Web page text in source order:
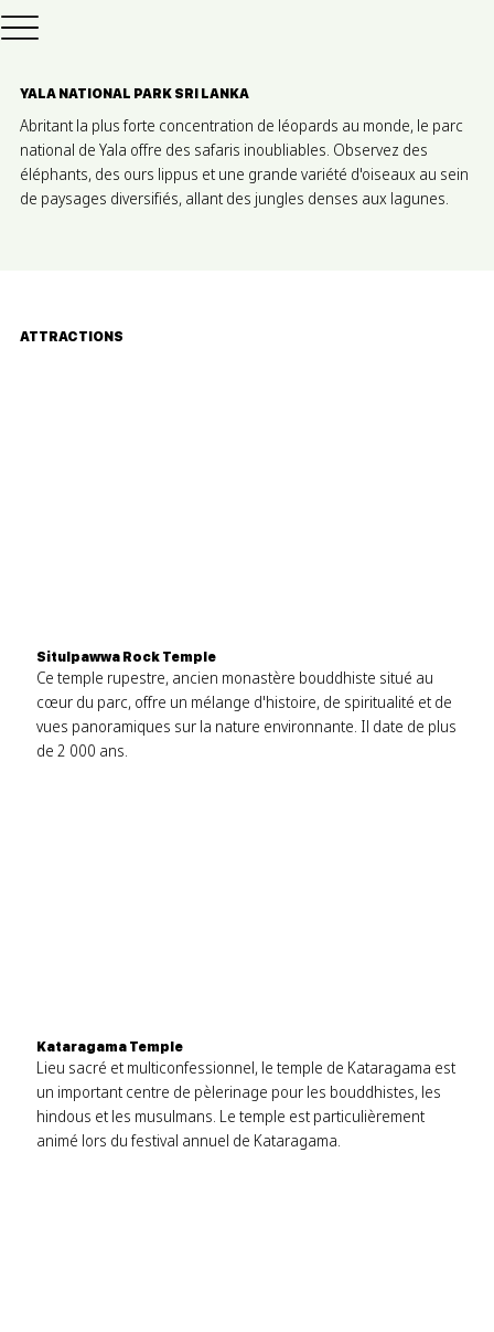
YALA NATIONAL PARK SRI LANKA
Abritant la plus forte concentration de léopards au monde, le parc
national de Yala offre des safaris inoubliables. Observez des
éléphants, des ours lippus et une grande variété d'oiseaux au sein
de paysages diversifiés, allant des jungles denses aux lagunes.
ATTRACTIONS
Situlpawwa Rock Temple
Ce temple rupestre, ancien monastère bouddhiste situé au
cœur du parc, offre un mélange d'histoire, de spiritualité et de
vues panoramiques sur la nature environnante. Il date de plus
de 2 000 ans.
Kataragama Temple
Lieu sacré et multiconfessionnel, le temple de Kataragama est
un important centre de pèlerinage pour les bouddhistes, les
hindous et les musulmans. Le temple est particulièrement
animé lors du festival annuel de Kataragama.